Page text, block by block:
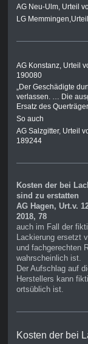
AG Neu-Ulm, Urteil
LG Memmingen,Urteil
AG Konstanz, Urteil
„Der Geschädigte
verlassen. … Die
Ersatz des
So auch
AG Salzgitter, Urteil
189244
Kosten der bei
sind zu erstatten
AG Hagen, Urt.v.
2018, 78
auch im Fall der
Lackierung ersetzt
und fachgerechten
wahrscheinlich ist.
Der Aufschlag auf
Herstellers kann
ortsüblich ist.
Kosten der bei